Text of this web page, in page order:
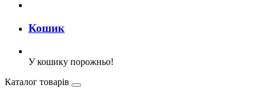
Кошик
У кошику порожньо!
Каталог товарів